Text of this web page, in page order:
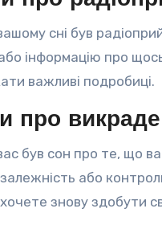
сні був
інформацію про
важливі подробиці.
про
був сон про те, що
або
хочете знову здобути